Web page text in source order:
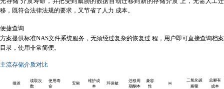
移，既符合法律法规的要求，又节省了人力 成本。
便捷查询
方案提供标准NAS文件系统服务，无须经过复杂的恢复过 程，用户即可直接查询档案
目录，使用非常简便。
主流存储介质对比
描述
读取次
数
使用寿
命
安锹
维护成
本
环保敏
迁移周
期酮本
兼容
性
㈱
二氧化碳
腳量
总腳有
成本